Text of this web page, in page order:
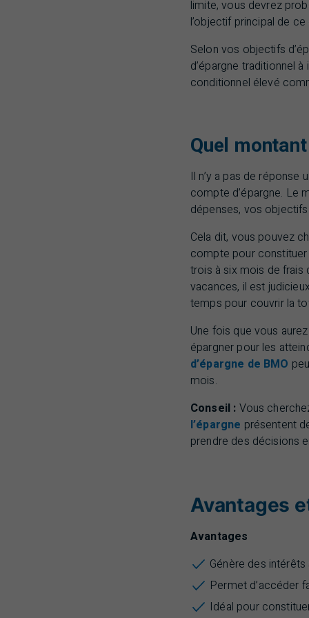
limite, vous devrez
l’objectif principal de
Selon vos objectifs
d’épargne traditionnel
conditionnel élevé
Quel
Il n’y a pas de
compte d’épargne. Le
dépenses, vos
Cela dit, vous pouvez
compte pour constituer
trois à six mois de frais
vacances, il est
temps pour couvrir la
Une fois que vous
épargner pour les
d’épargne de BMO
mois.
Conseil : Vous
l’épargne présentent
prendre des décisions
Avantages
Avantages
Génère des
Permet d’accéder
Idéal pour